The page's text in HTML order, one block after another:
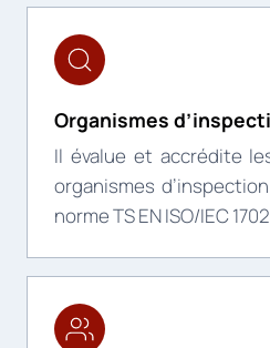
Organismes
Il évalue et accrédite
organismes
norme TS EN ISO/IEC